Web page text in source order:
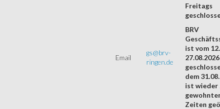
Email
gs@brv-
ringen.de
Freitags
BRV
ist vom
27.08.2026
dem
ist wieder
Zeiten